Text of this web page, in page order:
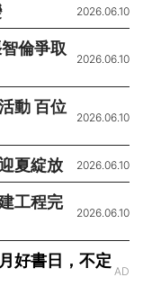
2026.06.10
倫爭取
2026.06.10
動 百位
2026.06.10
夏綻放 2026.06.10
工程完
2026.06.10
好書日，不定
AD